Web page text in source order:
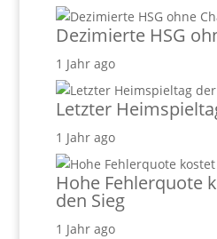
Dezimierte HSG
1 Jahr ago
Letzter
1 Jahr ago
Hohe Fehlerquote
den Sieg
1 Jahr ago